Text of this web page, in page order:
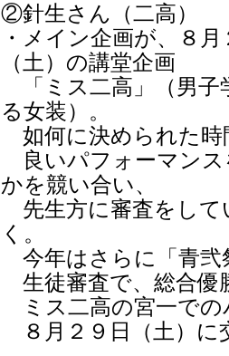
②針生さん（二高）
・メイン企画が、８月
（土）の講堂企画
「ミス二高」（男子
る女装）。
如何に決められた時
良いパフォーマンス
かを競い合い、
先生方に審査をして
く。
今年はさらに「青弐
生徒審査で、総合優
ミス二高の宮一での
８月２９日（土）に